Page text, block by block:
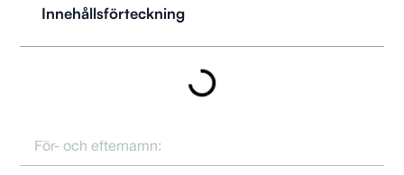
Innehållsförteckning